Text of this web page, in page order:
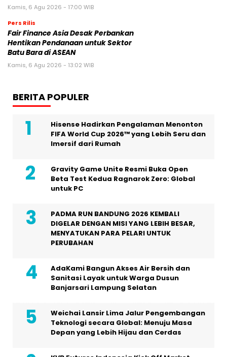
Kamis, 6 Agu 2026 - 17:00 WIB
Pers Rilis
Fair Finance Asia Desak Perbankan
Hentikan Pendanaan untuk Sektor
Batu Bara di ASEAN
Kamis, 6 Agu 2026 - 13:02 WIB
BERITA POPULER
Hisense Hadirkan Pengalaman Menonton
FIFA World Cup 2026™ yang Lebih Seru dan
Imersif dari Rumah
Gravity Game Unite Resmi Buka Open
Beta Test Kedua Ragnarok Zero: Global
untuk PC
PADMA RUN BANDUNG 2026 KEMBALI
DIGELAR DENGAN MISI YANG LEBIH BESAR,
MENYATUKAN PARA PELARI UNTUK
PERUBAHAN
AdaKami Bangun Akses Air Bersih dan
Sanitasi Layak untuk Warga Dusun
Banjarsari Lampung Selatan
Weichai Lansir Lima Jalur Pengembangan
Teknologi secara Global: Menuju Masa
Depan yang Lebih Hijau dan Cerdas